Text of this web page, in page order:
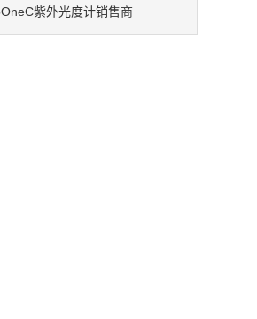
紫外光度计销售商